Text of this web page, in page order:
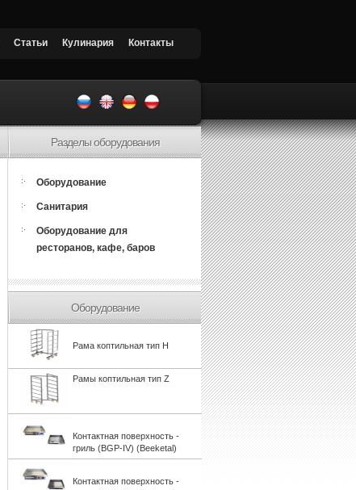
Статьи Кулинария Контакты
Разделы оборудования
Оборудование
Санитария
Оборудование для
ресторанов, кафе, баров
Оборудование
Рама коптильная тип Н
Рамы коптильная тип Z
Контактная поверхность -
гриль (BGP-IV) (Beeketal)
Контактная поверхность -